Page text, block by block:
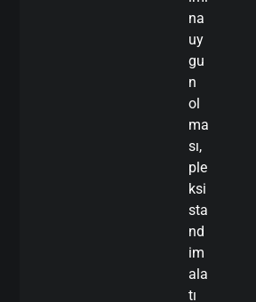
na
uy
gu
n
ol
ma
sı,
ple
ksi
sta
nd
im
ala
tı